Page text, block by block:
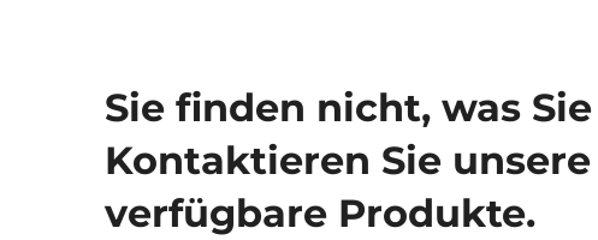
Sie finden nicht, was
Kontaktieren Sie
verfügbare Produkte.